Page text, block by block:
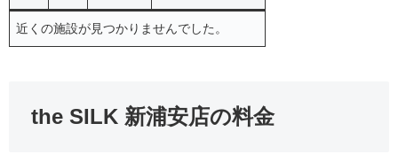
近くの施設が見つかりませんでした。
the SILK 新浦安店の料金